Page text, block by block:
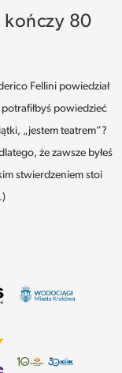
kończy 80
Fellini powiedział
powiedzieć
„jestem teatrem”?
że zawsze byłeś
stwierdzeniem stoi